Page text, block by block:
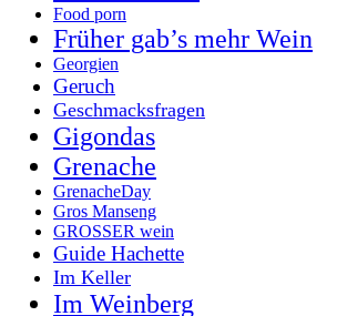
Food porn
Früher gab’s mehr Wein
Georgien
Geruch
Geschmacksfragen
Gigondas
Grenache
GrenacheDay
Gros Manseng
GROSSER wein
Guide Hachette
Im Keller
Im Weinberg